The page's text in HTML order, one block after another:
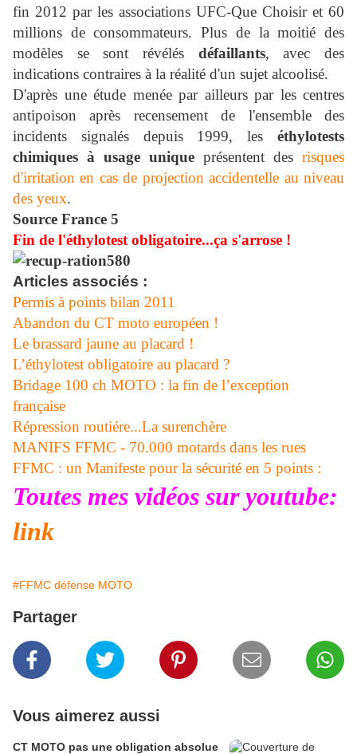
fin 2012 par les associations UFC-Que Choisir et 60
millions de consommateurs. Plus de la moitié des
modèles se sont révélés défaillants, avec des
indications contraires à la réalité d'un sujet alcoolisé.
D'après une étude menée par ailleurs par les centres
antipoison après recensement de l'ensemble des
incidents signalés depuis 1999, les éthylotests
chimiques à usage unique présentent des risques
d'irritation en cas de projection accidentelle au niveau
des yeux.
Source France 5
Fin de l'éthylotest obligatoire...ça s'arrose !
Articles associés :
Permis à points bilan 2011
Abandon du CT moto européen !
Le brassard jaune au placard !
L’éthylotest obligatoire au placard ?
Bridage 100 ch MOTO : la fin de l’exception
française
Répression routiére...La surenchère
MANIFS FFMC - 70.000 motards dans les rues
FFMC : un Manifeste pour la sécurité en 5 points :
Toutes mes vidéos sur youtube:
link
#FFMC défense MOTO
Partager
Vous aimerez aussi
CT MOTO pas une obligation absolue